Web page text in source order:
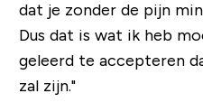
dat je zonder de pijn
Dus dat is wat ik heb
geleerd te accepteren
zal zijn."